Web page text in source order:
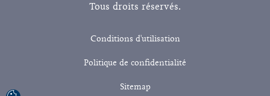
Tous droits réservés.
Conditions d'utilisation
Politique de confidentialité
Sitemap